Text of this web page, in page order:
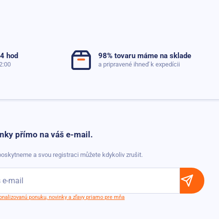
hod 98% tovaru máme na sklade
a pripravené ihneď k expedícii
přímo na váš e-mail.
a svou registraci můžete kdykoliv zrušit.
ponuku, novinky a zľavy priamo pre mňa